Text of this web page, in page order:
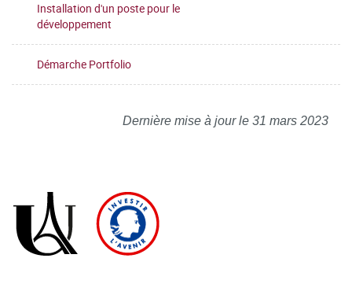
Installation d'un poste pour le
développement
Démarche Portfolio
Dernière mise à jour le 31 mars 2023